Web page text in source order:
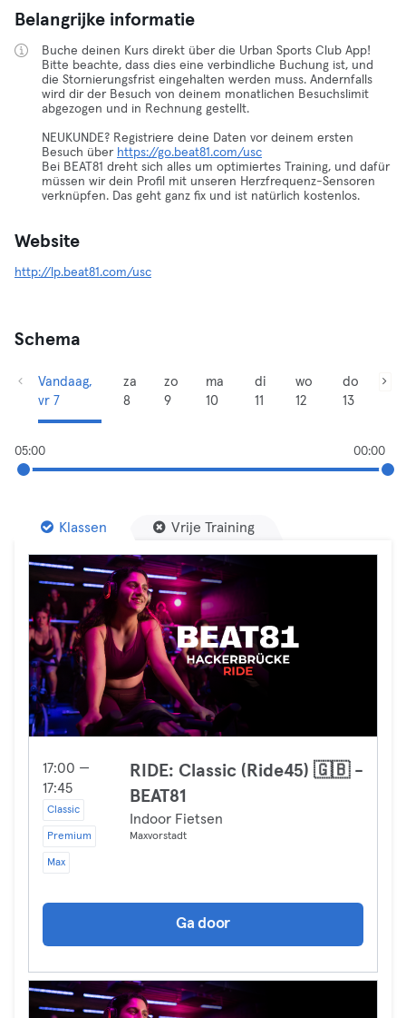
Belangrijke informatie
Buche deinen Kurs direkt über die Urban Sports Club App!
Bitte beachte, dass dies eine verbindliche Buchung ist, und
die Stornierungsfrist eingehalten werden muss. Andernfalls
wird dir der Besuch von deinem monatlichen Besuchslimit
abgezogen und in Rechnung gestellt.
NEUKUNDE? Registriere deine Daten vor deinem ersten
Besuch über https://go.beat81.com/usc
Bei BEAT81 dreht sich alles um optimiertes Training, und dafür
müssen wir dein Profil mit unseren Herzfrequenz-Sensoren
verknüpfen. Das geht ganz fix und ist natürlich kostenlos.
Website
http://lp.beat81.com/usc
Schema
Vandaag,
vr 7
za
8
zo
9
ma
10
di
11
wo
12
do
13
05:00 00:00
Klassen Vrije Training
17:00 —
17:45
Classic
Premium
Max
RIDE: Classic (Ride45) 🇬🇧 -
BEAT81
Indoor Fietsen
Maxvorstadt
Ga door